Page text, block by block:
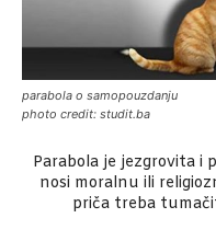
parabola o samopouzdanju
photo credit: studit.ba
Parabola je jezgrovita i
nosi moralnu ili
priča treba